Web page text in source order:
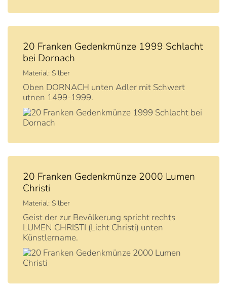
20 Franken Gedenkmünze 1999 Schlacht
bei Dornach
Material: Silber
Oben DORNACH unten Adler mit Schwert
utnen 1499-1999.
20 Franken Gedenkmünze 2000 Lumen
Christi
Material: Silber
Geist der zur Bevölkerung spricht rechts
LUMEN CHRISTI (Licht Christi) unten
Künstlername.